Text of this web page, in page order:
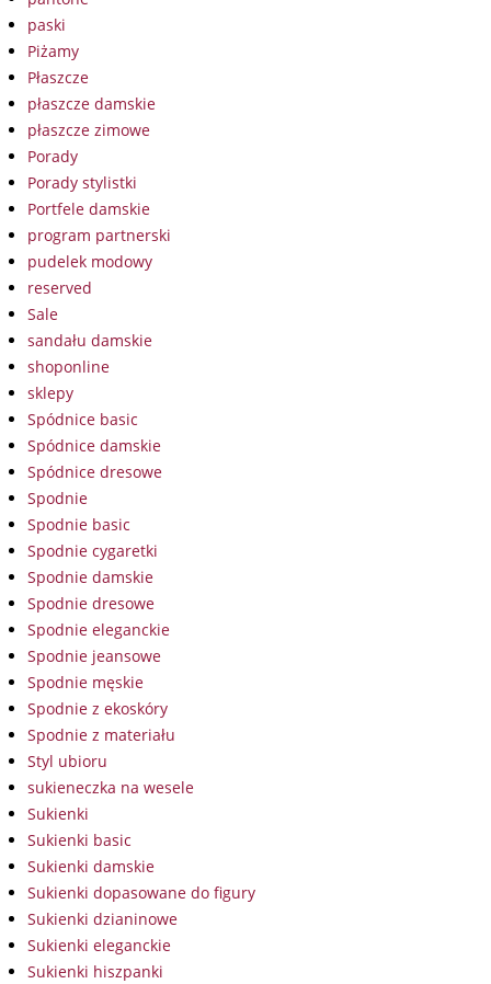
paski
Piżamy
Płaszcze
płaszcze damskie
płaszcze zimowe
Porady
Porady stylistki
Portfele damskie
program partnerski
pudelek modowy
reserved
Sale
sandału damskie
shoponline
sklepy
Spódnice basic
Spódnice damskie
Spódnice dresowe
Spodnie
Spodnie basic
Spodnie cygaretki
Spodnie damskie
Spodnie dresowe
Spodnie eleganckie
Spodnie jeansowe
Spodnie męskie
Spodnie z ekoskóry
Spodnie z materiału
Styl ubioru
sukieneczka na wesele
Sukienki
Sukienki basic
Sukienki damskie
Sukienki dopasowane do figury
Sukienki dzianinowe
Sukienki eleganckie
Sukienki hiszpanki